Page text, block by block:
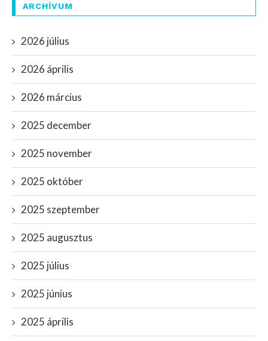
ARCHÍVUM
2026 július
2026 április
2026 március
2025 december
2025 november
2025 október
2025 szeptember
2025 augusztus
2025 július
2025 június
2025 április